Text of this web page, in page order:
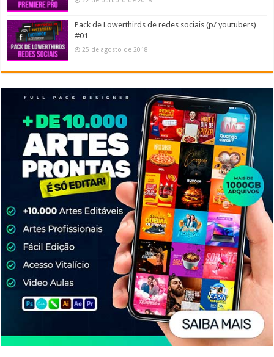
Pack de Lowerthirds de redes sociais (p/ youtubers)
#01
25 de agosto de 2018